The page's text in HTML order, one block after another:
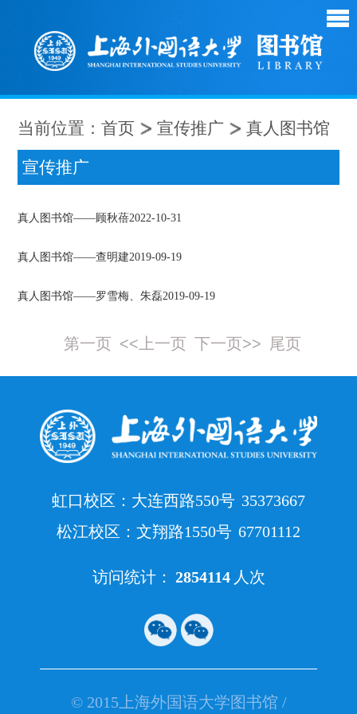
当前位置：首页 宣传推广 真人图书馆
宣传推广
真人图书馆——顾秋蓓2022-10-31
真人图书馆——查明建2019-09-19
真人图书馆——罗雪梅、朱磊2019-09-19
第一页 <<上一页 下一页>> 尾页
虹口校区：大连西路550号 35373667
松江校区：文翔路1550号 67701112
访问统计： 2854114 人次
© 2015上海外国语大学图书馆 /